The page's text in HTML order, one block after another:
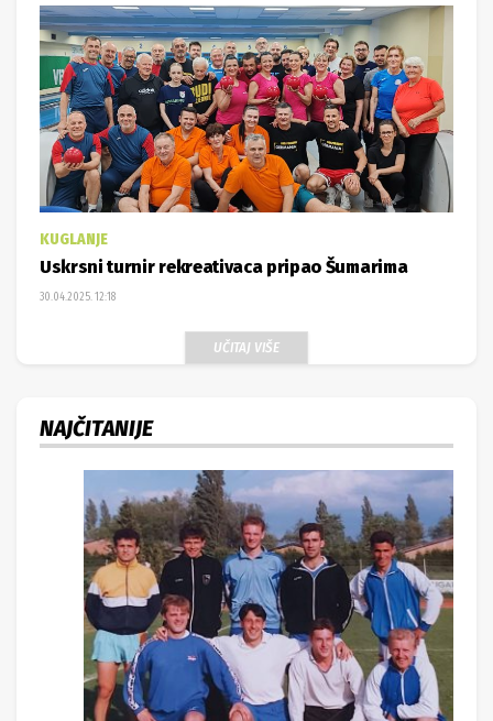
KUGLANJE
Uskrsni turnir rekreativaca pripao Šumarima
30.04.2025. 12:18
UČITAJ VIŠE
NAJČITANIJE